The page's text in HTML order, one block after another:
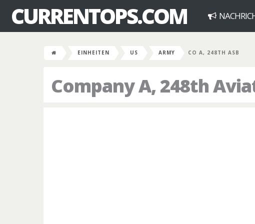
CURRENTOPS.COM
EINHEITEN US ARMY CO A, 248TH ASB
Company A, 248th